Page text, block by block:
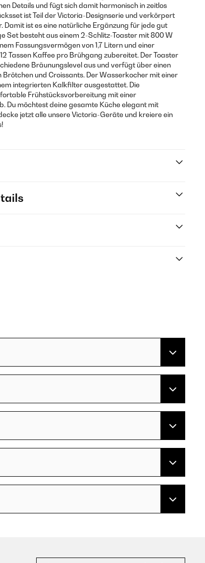
Details und fügt sich damit harmonisch in zeitlos
ist Teil der Victoria-Designserie und verkörpert
Damit ist es eine natürliche Ergänzung für jede gut
Set besteht aus einem 2-Schlitz-Toaster mit 800 W
Fassungsvermögen von 1,7 Litern und einer
Tassen Kaffee pro Brühgang zubereitet. Der Toaster
Bräunungslevel aus und verfügt über einen
und Croissants. Der Wasserkocher mit einer
integrierten Kalkfilter ausgestattet. Die
Frühstücksvorbereitung mit einer
Du möchtest deine gesamte Küche elegant mit
jetzt alle unsere Victoria-Geräte und kreiere ein